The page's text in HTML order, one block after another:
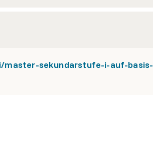
sekundarstufe-i-auf-